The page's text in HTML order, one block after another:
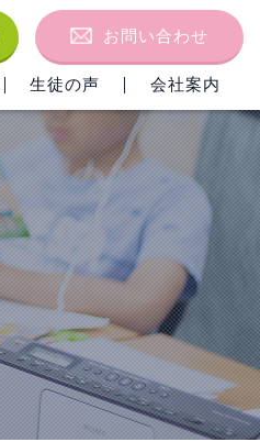
生徒の声 会社案内
お問い合わせ